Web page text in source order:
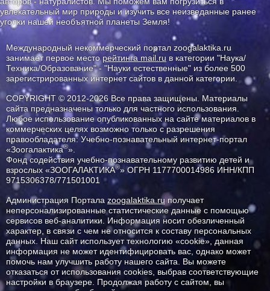
увлекательный мир природы и изучить все неизведанные ранее
уголки нашей необъятной планеты Земля!
Международный некоммерческий портал zoogalaktika.ru
занимает первое месторейтинга mail.ru в категории "Наука/
Техника/Образование" - "Науки естественные" из более 500
зарегистрированных интернет сайтов в данной категории.
COPYRIGHT © 2012-2026 Все права защищены. Материалы
сайта предназначены только для частного использования.
Любое использование опубликованных на сайте материалов в
коммерческих целях возможно только с разрешения
правообладателя: Учебно-познавательный интернет-портал
«Зоогалактика®».
Фонд содействия учебно-познавательному развитию детей и
взрослых «ЗООГАЛАКТИКА®» ОГРН 1177700014986 ИНН/КПП
9715306378/771501001
Администрация Портала zoogalaktika.ruполучает
неперсонализированные статистические данные с помощью
сервисов веб-аналитики. Информация носит обезличенный
характер, в связи с чем не относится к составу персональных
данных. Наш сайт использует технологию «cookie», данная
информация не может идентифицировать вас, однако может
помочь нам улучшить работу нашего сайта. Вы можете
отказаться от использования cookies, выбрав соответствующие
настройки в браузере. Продолжая работу с сайтом, вы